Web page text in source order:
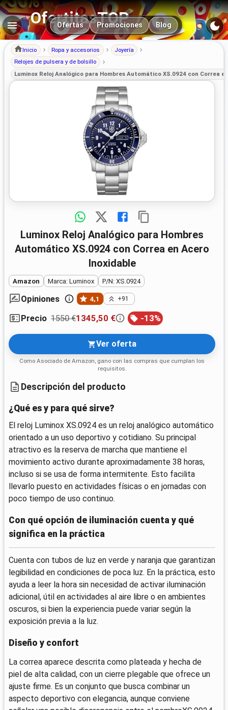
OfertitasTOP
Navegación principal
Ofertas Promociones Blog
Inicio Ropa y accesorios
Joyería
Relojes de pulsera y de bolsillo
Luminox Reloj Analógico para Hombres Automático XS.0924 con Correa
Luminox Reloj Analógico para Hombres
Automático XS.0924 con Correa en Acero
Inoxidable
Amazon Marca: Luminox P/N: XS.0924
Opiniones 4,1 +91
Precio 1550 €1345,50 € -13%
Ver oferta
Como Asociado de Amazon, gano con las compras que cumplan los
requisitos.
Descripción del producto
¿Qué es y para qué sirve?
El reloj Luminox XS.0924 es un reloj analógico automático
orientado a un uso deportivo y cotidiano. Su principal
atractivo es la reserva de marcha que mantiene el
movimiento activo durante aproximadamente 38 horas,
incluso si se usa de forma intermitente. Esto facilita
llevarlo puesto en actividades físicas o en jornadas con
poco tiempo de uso continuo.
Con qué opción de iluminación cuenta y qué
significa en la práctica
Cuenta con tubos de luz en verde y naranja que garantizan
legibilidad en condiciones de poca luz. En la práctica, esto
ayuda a leer la hora sin necesidad de activar iluminación
adicional, útil en actividades al aire libre o en ambientes
oscuros, si bien la experiencia puede variar según la
exposición previa a la luz.
Diseño y confort
La correa aparece descrita como plateada y hecha de
piel de alta calidad, con un cierre plegable que ofrece un
ajuste firme. Es un conjunto que busca combinar un
aspecto deportivo con elegancia, aunque conviene